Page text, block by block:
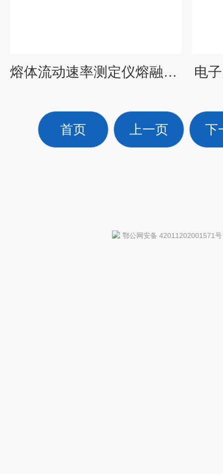
熔体流动速率测定仪熔融指数仪技术性能参数 电
首页 上一页 下
鄂公网安备 42011202001571号